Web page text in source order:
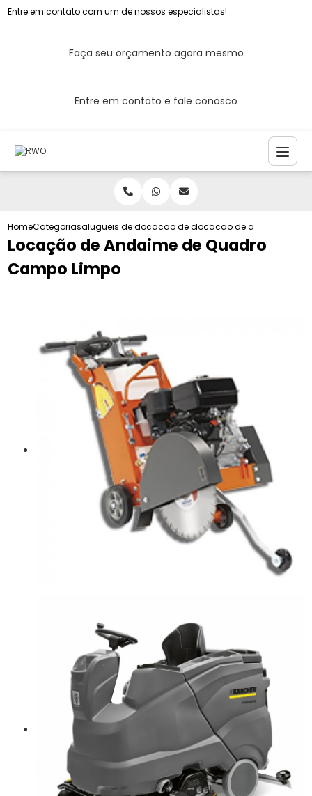
Entre em contato com um de nossos especialistas!
Faça seu orçamento agora mesmo
Entre em contato e fale conosco
HomeCategoriasalugueis de andaimeslocacao de andaime de quadro
locacao de andaime de
Locação de Andaime de Quadro
Campo Limpo